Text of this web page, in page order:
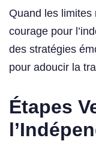
Quand les limites
courage pour
des stratégies
pour adoucir la
Étapes